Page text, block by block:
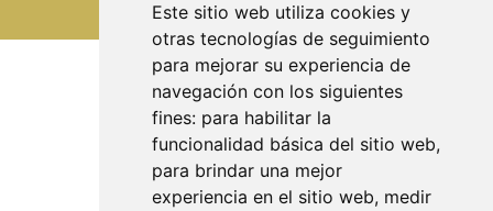
Este sitio web utiliza cookies y
otras tecnologías de seguimiento
para mejorar su experiencia de
navegación con los siguientes
fines: para habilitar la
funcionalidad básica del sitio web,
para brindar una mejor
experiencia en el sitio web, medir
Blog:
Tutti
Termini e Condizioni